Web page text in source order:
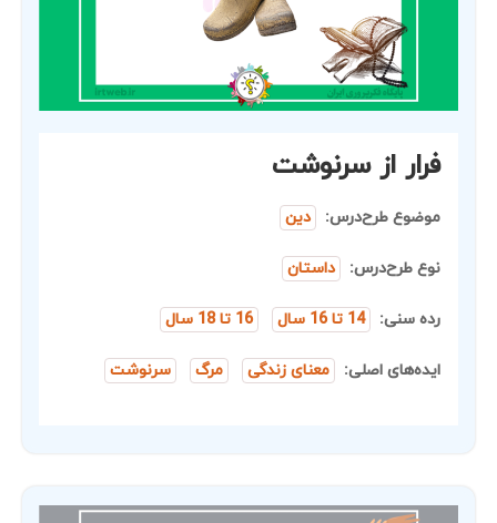
فرار از سرنوشت
موضوع طرح‌درس: دین
نوع طرح‌درس: داستان
رده سنی: 14 تا 16 سال 16 تا 18 سال
ایده‌های اصلی: معنای زندگی مرگ سرنوشت